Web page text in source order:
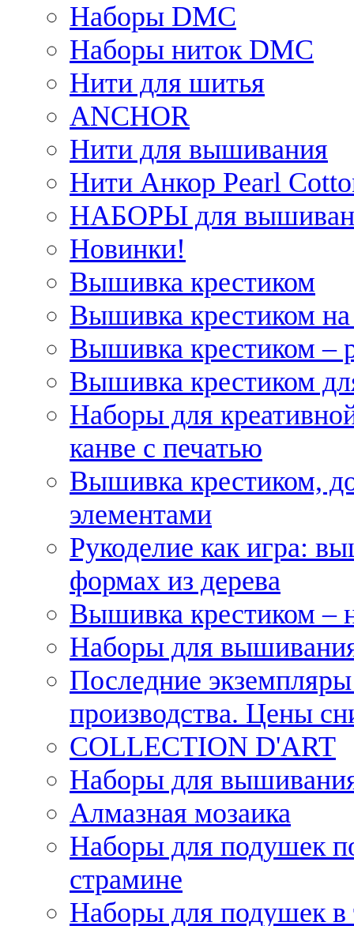
Наборы DMC
Наборы ниток DMC
Нити для шитья
ANCHOR
Нити для вышивания
Нити Анкор Pearl
НАБОРЫ для
Новинки!
Вышивка крестиком
Вышивка крестиком
Вышивка крестиком –
Вышивка крестиком
Наборы для
канве с печатью
Вышивка крестиком,
элементами
Рукоделие как игра:
формах из дерева
Вышивка крестиком –
Наборы для
Последние
производства. Цены
COLLECTION D'ART
Наборы для
Алмазная мозаика
Наборы для подушек
страмине
Наборы для подушек в